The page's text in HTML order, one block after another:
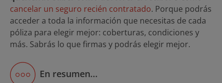
cancelar un seguro recién contratado. Porque podrás
acceder a toda la información que necesitas de cada
póliza para elegir mejor: coberturas, condiciones y
más. Sabrás lo que firmas y podrás elegir mejor.
En resumen...